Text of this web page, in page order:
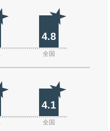
4.8
全国
4.1
全国